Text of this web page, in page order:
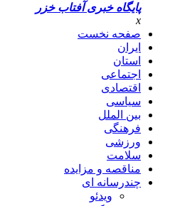
پایگاه خبری آفتاب خزر
x
صفحه نخست
ایران
استان
اجتماعی
اقتصادی
سیاسی
بین الملل
فرهنگی
ورزشی
سلامت
مناقصه و مزایده
چندرسانه ای
ویدئو